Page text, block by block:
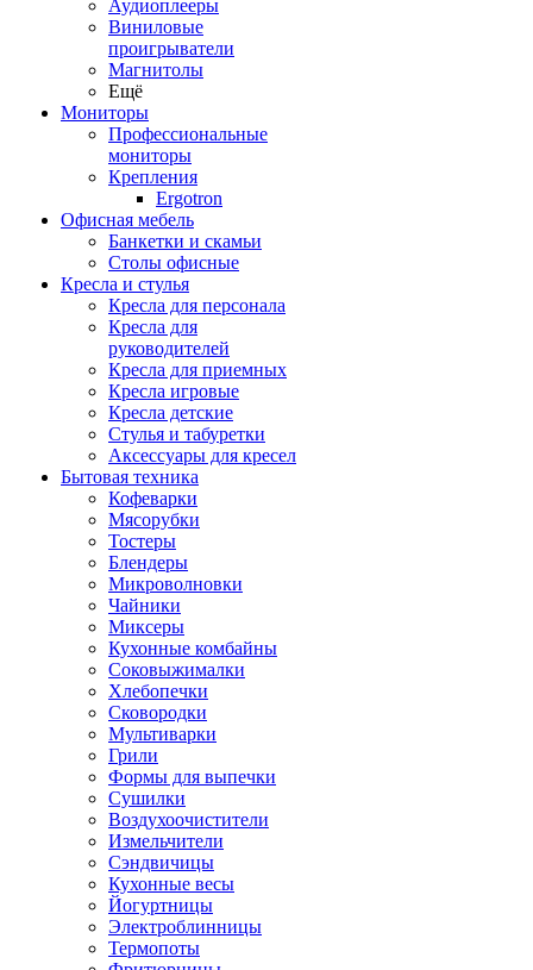
Аудиоплееры
Виниловые
проигрыватели
Магнитолы
Ещё
Мониторы
Профессиональные
мониторы
Крепления
Ergotron
Офисная мебель
Банкетки и скамьи
Столы офисные
Кресла и стулья
Кресла для персонала
Кресла для
руководителей
Кресла для приемных
Кресла игровые
Кресла детские
Стулья и табуретки
Аксессуары для кресел
Бытовая техника
Кофеварки
Мясорубки
Тостеры
Блендеры
Микроволновки
Чайники
Миксеры
Кухонные комбайны
Соковыжималки
Хлебопечки
Сковородки
Мультиварки
Грили
Формы для выпечки
Сушилки
Воздухоочистители
Измельчители
Сэндвичицы
Кухонные весы
Йогуртницы
Электроблинницы
Термопоты